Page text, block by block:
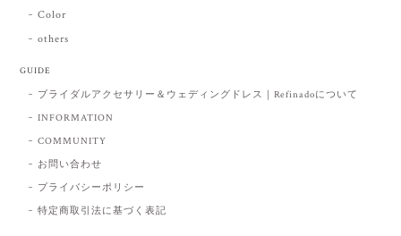
Color
others
GUIDE
ブライダルアクセサリー＆ウェディングドレス｜Refinadoについて
INFORMATION
COMMUNITY
お問い合わせ
プライバシーポリシー
特定商取引法に基づく表記